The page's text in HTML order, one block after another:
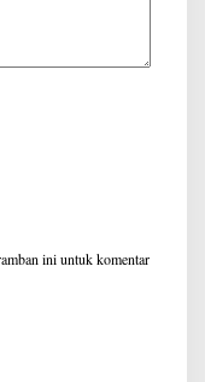
ini untuk komentar